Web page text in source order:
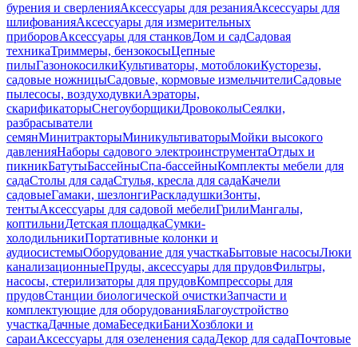
бурения и сверленияАксессуары для резанияАксессуары для
шлифованияАксессуары для измерительных
приборовАксессуары для станковДом и садСадовая
техникаТриммеры, бензокосыЦепные
пилыГазонокосилкиКультиваторы, мотоблокиКусторезы,
садовые ножницыСадовые, кормовые измельчителиСадовые
пылесосы, воздуходувкиАэраторы,
скарификаторыСнегоуборщикиДровоколыСеялки,
разбрасыватели
семянМинитракторыМиникультиваторыМойки высокого
давленияНаборы садового электроинструментаОтдых и
пикникБатутыБассейныСпа-бассейныКомплекты мебели для
садаСтолы для садаСтулья, кресла для садаКачели
садовыеГамаки, шезлонгиРаскладушкиЗонты,
тентыАксессуары для садовой мебелиГрилиМангалы,
коптильниДетская площадкаСумки-
холодильникиПортативные колонки и
аудиосистемыОборудование для участкаБытовые насосыЛюки
канализационныеПруды, аксессуары для прудовФильтры,
насосы, стерилизаторы для прудовКомпрессоры для
прудовСтанции биологической очисткиЗапчасти и
комплектующие для оборудованияБлагоустройство
участкаДачные домаБеседкиБаниХозблоки и
сараиАксессуары для озеленения садаДекор для садаПочтовые